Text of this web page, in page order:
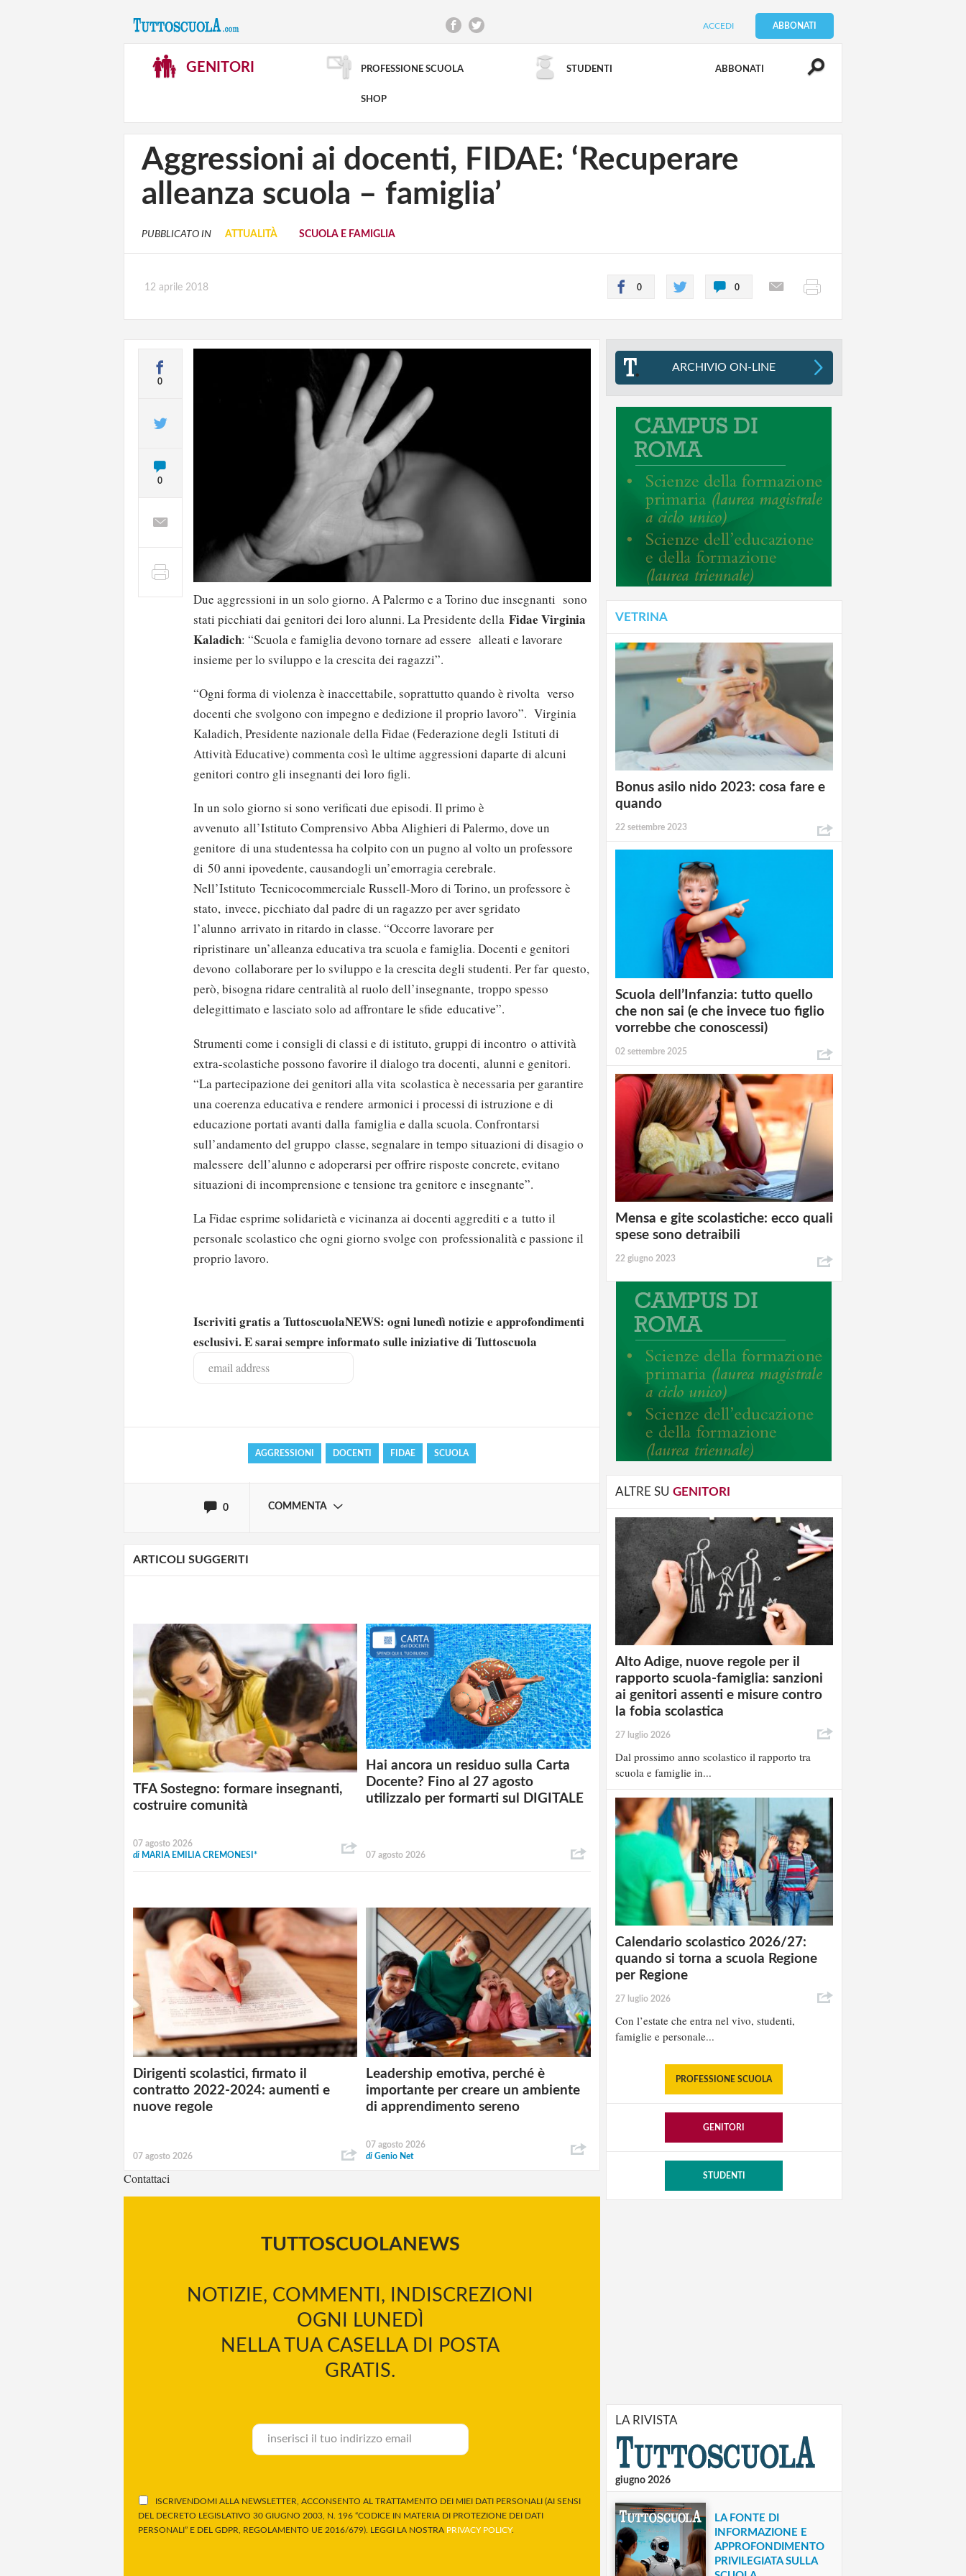
ACCEDI ABBONATI
GENITORI PROFESSIONE SCUOLA STUDENTI ABBONATI
SHOP
Aggressioni ai docenti, FIDAE: ‘Recuperare
alleanza scuola – famiglia’
PUBBLICATO IN ATTUALITÀ SCUOLA E FAMIGLIA
12 aprile 2018 0 0
0
0
Due aggressioni in un solo giorno. A Palermo e a Torino due insegnanti sono
stati picchiati dai genitori dei loro alunni. La Presidente della Fidae Virginia
Kaladich: “Scuola e famiglia devono tornare ad essere alleati e lavorare
insieme per lo sviluppo e la crescita dei ragazzi”.
“Ogni forma di violenza è inaccettabile, soprattutto quando è rivolta verso
docenti che svolgono con impegno e dedizione il proprio lavoro”. Virginia
Kaladich, Presidente nazionale della Fidae (Federazione degli Istituti di
Attività Educative) commenta così le ultime aggressioni daparte di alcuni
genitori contro gli insegnanti dei loro figli.
In un solo giorno si sono verificati due episodi. Il primo è
avvenuto all’Istituto Comprensivo Abba Alighieri di Palermo, dove un
genitore di una studentessa ha colpito con un pugno al volto un professore
di 50 anni ipovedente, causandogli un’emorragia cerebrale.
Nell’Istituto Tecnicocommerciale Russell-Moro di Torino, un professore è
stato, invece, picchiato dal padre di un ragazzo per aver sgridato
l’alunno arrivato in ritardo in classe. “Occorre lavorare per
ripristinare un’alleanza educativa tra scuola e famiglia. Docenti e genitori
devono collaborare per lo sviluppo e la crescita degli studenti. Per far questo,
però, bisogna ridare centralità al ruolo dell’insegnante, troppo spesso
delegittimato e lasciato solo ad affrontare le sfide educative”.
Strumenti come i consigli di classi e di istituto, gruppi di incontro o attività
extra-scolastiche possono favorire il dialogo tra docenti, alunni e genitori.
“La partecipazione dei genitori alla vita scolastica è necessaria per garantire
una coerenza educativa e rendere armonici i processi di istruzione e di
educazione portati avanti dalla famiglia e dalla scuola. Confrontarsi
sull’andamento del gruppo classe, segnalare in tempo situazioni di disagio o
malessere dell’alunno e adoperarsi per offrire risposte concrete, evitano
situazioni di incomprensione e tensione tra genitore e insegnante”.
La Fidae esprime solidarietà e vicinanza ai docenti aggrediti e a tutto il
personale scolastico che ogni giorno svolge con professionalità e passione il
proprio lavoro.
Iscriviti gratis a TuttoscuolaNEWS: ogni lunedì notizie e approfondimenti
esclusivi. E sarai sempre informato sulle iniziative di Tuttoscuola
AGGRESSIONI DOCENTI FIDAE SCUOLA
0 COMMENTA
Solo gli utenti registrati possono commentare!
ARTICOLI SUGGERITI
TFA Sostegno: formare insegnanti,
costruire comunità
07 agosto 2026
di MARIA EMILIA CREMONESI*
Hai ancora un residuo sulla Carta
Docente? Fino al 27 agosto
utilizzalo per formarti sul DIGITALE
07 agosto 2026
Dirigenti scolastici, firmato il
contratto 2022-2024: aumenti e
nuove regole
07 agosto 2026
Leadership emotiva, perché è
importante per creare un ambiente
di apprendimento sereno
07 agosto 2026
diGenio Net
Contattaci
TUTTOSCUOLANEWS
NOTIZIE, COMMENTI, INDISCREZIONI
OGNI LUNEDÌ
NELLA TUA CASELLA DI POSTA
GRATIS.
ISCRIVENDOMI ALLA NEWSLETTER, ACCONSENTO AL TRATTAMENTO DEI MIEI DATI PERSONALI (AI SENSI
DEL DECRETO LEGISLATIVO 30 GIUGNO 2003, N. 196 “CODICE IN MATERIA DI PROTEZIONE DEI DATI
PERSONALI” E DEL GDPR, REGOLAMENTO UE 2016/679). LEGGI LA NOSTRA PRIVACY POLICY.
ARCHIVIO ON-LINE
VETRINA
Bonus asilo nido 2023: cosa fare e
quando
22 settembre 2023
Scuola dell’Infanzia: tutto quello
che non sai (e che invece tuo figlio
vorrebbe che conoscessi)
02 settembre 2025
Mensa e gite scolastiche: ecco quali
spese sono detraibili
22 giugno 2023
ALTRE SU GENITORI
Alto Adige, nuove regole per il
rapporto scuola-famiglia: sanzioni
ai genitori assenti e misure contro
la fobia scolastica
27 luglio 2026
Dal prossimo anno scolastico il rapporto tra
scuola e famiglie in...
Calendario scolastico 2026/27:
quando si torna a scuola Regione
per Regione
27 luglio 2026
Con l’estate che entra nel vivo, studenti,
famiglie e personale...
PROFESSIONE SCUOLA
GENITORI
STUDENTI
LA RIVISTA
giugno 2026
LA FONTE DI
INFORMAZIONE E
APPROFONDIMENTO
PRIVILEGIATA SULLA